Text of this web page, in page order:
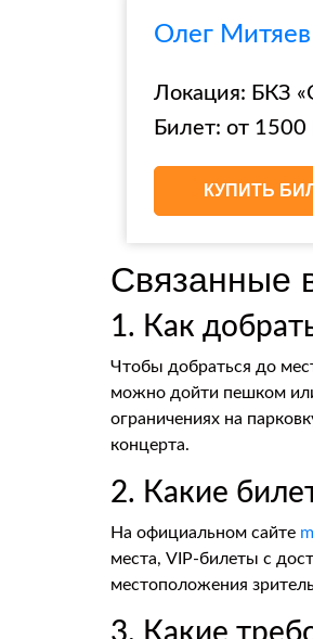
Олег
Локация: БКЗ
Билет: от 1500
КУПИТЬ
Связанные
1. Как
Чтобы добраться до
можно дойти пешком
ограничениях на
концерта.
2. Какие
На официальном сайте
места, VIP-билеты с
местоположения
3. Какие